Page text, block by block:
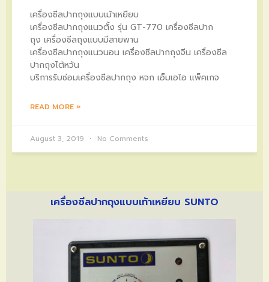
เครื่องซีลปากถุงแบบเม้าเหยียบ
เครื่องซีลปากถุงแนวตั้ง รุ่น GT-770 เครื่องซีลปาก
ถุง เครื่องซีลถุงแบบมีสายพาน
เครื่องซีลปากถุงแนวนอน เครื่องซีลปากถุงจีน เครื่องซีล
ปากถุงไต้หวัน
บริการรับซ่อมเครื่องซีลปากถุง หจก เอ็มเอไอ แพ็คเกจ
READ MORE »
August 3, 2019 No Comments
เครื่องซีลปากถุงแบบเท้าเหยียบ SUNTO